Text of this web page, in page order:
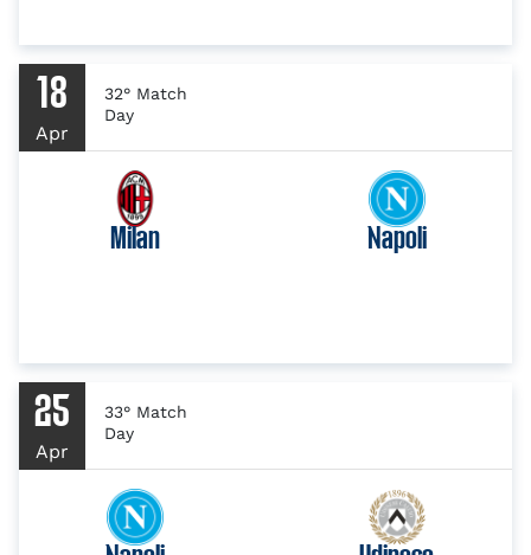
18
Apr
32° Match
Day
Milan Napoli
25
Apr
33° Match
Day